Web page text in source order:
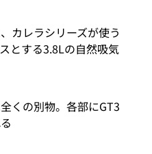
カレラシリーズが使う
とする3.8Lの自然吸気
くの別物。各部にGT3